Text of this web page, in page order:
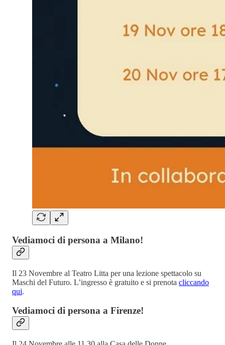
Vediamoci di persona a Milano!
Il 23 Novembre al Teatro Litta per una lezione spettacolo su
Maschi del Futuro. L’ingresso è gratuito e si prenota cliccando
qui.
Vediamoci di persona a Firenze!